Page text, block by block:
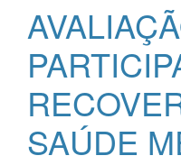
SAÚDE